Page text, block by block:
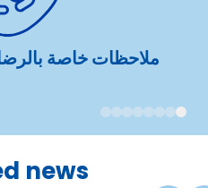
ملاحظات خاصة
1
2
3
4
5
6
7
8
news